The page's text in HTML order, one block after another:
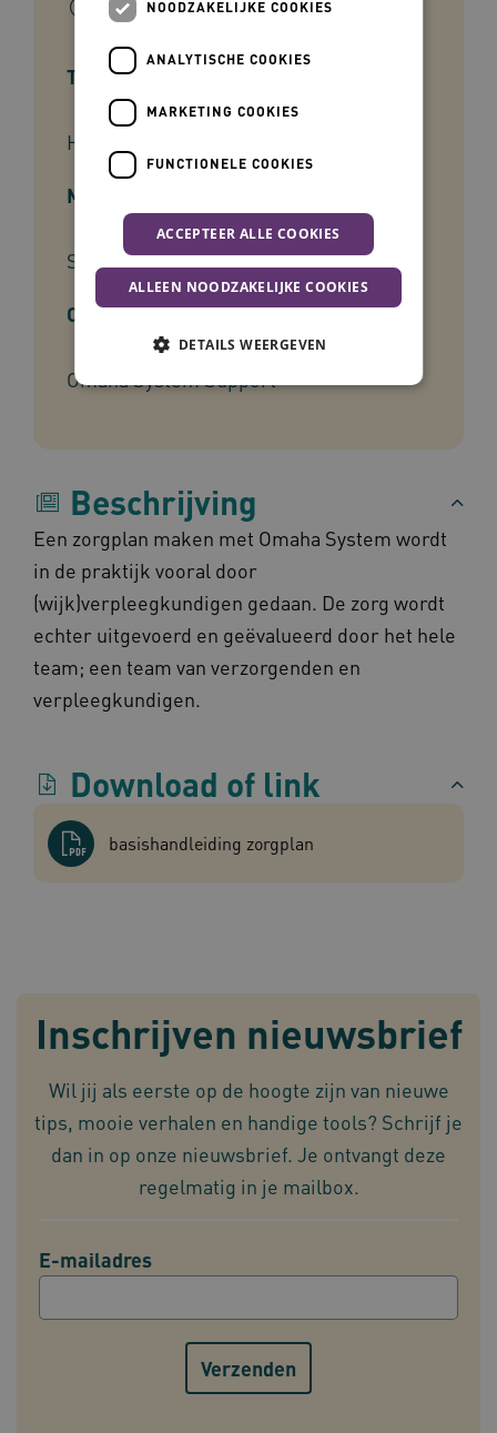
Type tool
Handreiking
Mate van ervaring
Starter
Ontwikkelaar
Omaha System Support
Beschrijving
Een zorgplan maken met Omaha System wordt
in de praktijk vooral door
(wijk)verpleegkundigen gedaan. De zorg wordt
echter uitgevoerd en geëvalueerd door het hele
team; een team van verzorgenden en
verpleegkundigen.
Download of link
basishandleiding zorgplan
Inschrijven nieuwsbrief
Wil jij als eerste op de hoogte zijn van nieuwe
tips, mooie verhalen en handige tools? Schrijf je
dan in op onze nieuwsbrief. Je ontvangt deze
regelmatig in je mailbox.
E-mailadres
NOODZAKELIJKE COOKIES
ANALYTISCHE COOKIES
MARKETING COOKIES
FUNCTIONELE COOKIES
ACCEPTEER ALLE COOKIES
ALLEEN NOODZAKELIJKE COOKIES
DETAILS WEERGEVEN
Deze functionele en technische cookies zorgen
ervoor dat de website werkt. Deze cookies
worden altijd geplaatst en maken geen inbreuk
op uw privacy.
Naam
UMB_SESSION
www.omahasystem.nl
VISITOR_PRIVACY_METADATA
TiPMix .www.omahasystem.nl
59